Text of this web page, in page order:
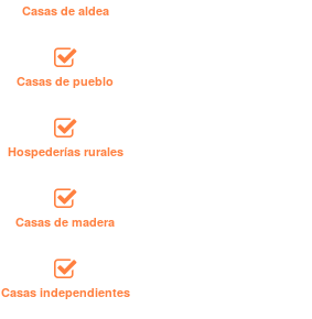
Casas de aldea
Casas de pueblo
Hospederías rurales
Casas de madera
Casas independientes